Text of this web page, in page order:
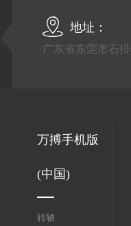
地址：
广东省东莞市石
万搏手机版
(中国)
转轴